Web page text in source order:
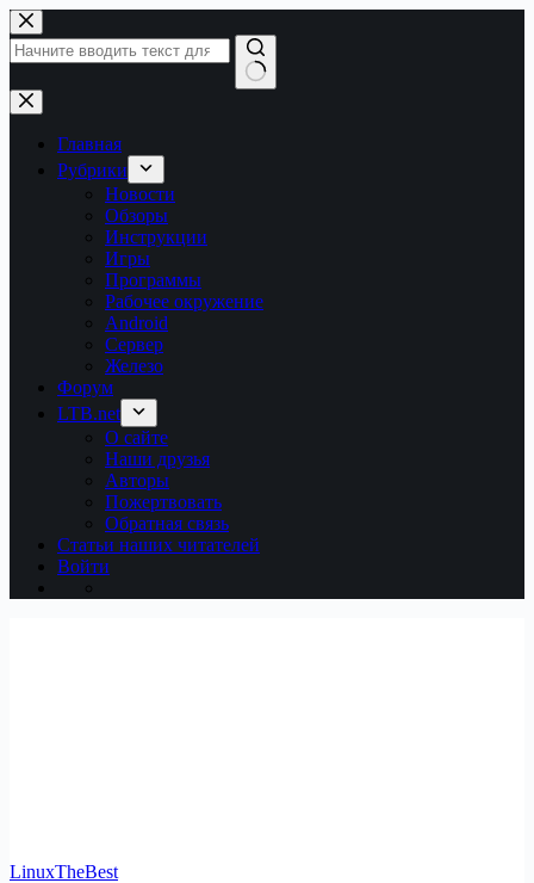
Перейти
к
сути
Ничего
не
найденоГлавная
Рубрики
Новости
Обзоры
Инструкции
Игры
Программы
Рабочее окружение
Android
Сервер
Железо
Форум
LTB.net
О сайте
Наши друзья
Авторы
Пожертвовать
Обратная связь
Статьи наших читателей
Войти
LinuxTheBest